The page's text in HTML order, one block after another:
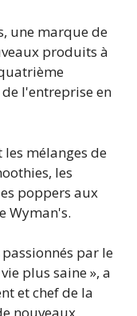
une marque de
produits à
l'entreprise en
mélanges de
les
poppers aux
Wyman's.
par le
plus saine », a
et chef de la